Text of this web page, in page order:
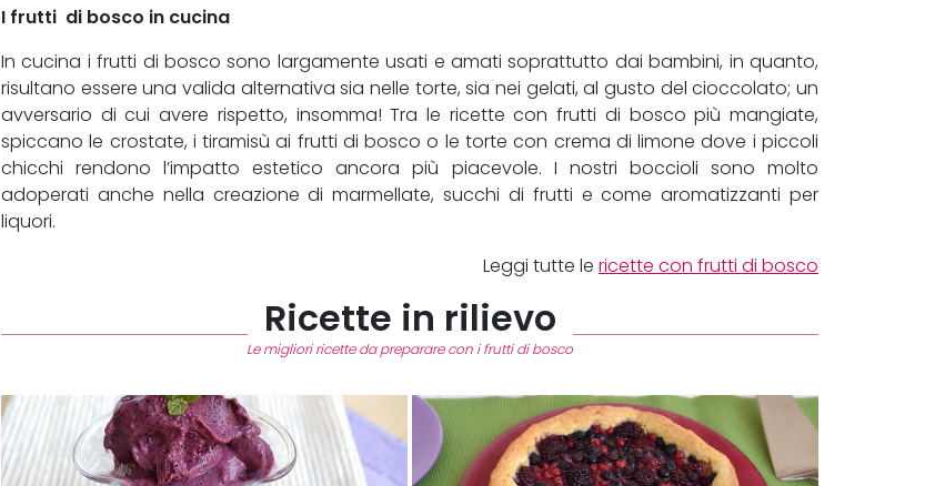
I frutti di bosco in cucina
In cucina i frutti di bosco sono largamente usati e amati soprattutto dai bambini, in quanto,
risultano essere una valida alternativa sia nelle torte, sia nei gelati, al gusto del cioccolato; un
avversario di cui avere rispetto, insomma! Tra le ricette con frutti di bosco più mangiate,
spiccano le crostate, i tiramisù ai frutti di bosco o le torte con crema di limone dove i piccoli
chicchi rendono l’impatto estetico ancora più piacevole. I nostri boccioli sono molto
adoperati anche nella creazione di marmellate, succhi di frutti e come aromatizzanti per
liquori.
Leggi tutte le ricette con frutti di bosco
Ricette in rilievo
Le migliori ricette da preparare con i frutti di bosco